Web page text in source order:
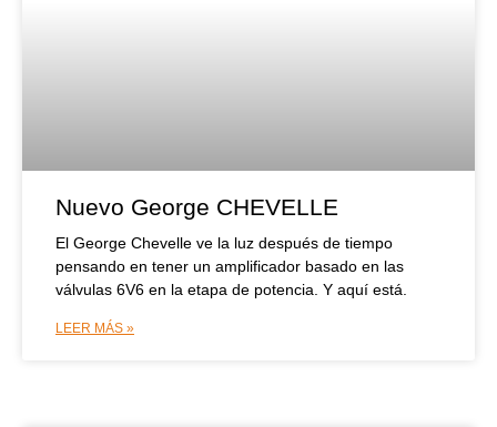
Nuevo George CHEVELLE
El George Chevelle ve la luz después de tiempo
pensando en tener un amplificador basado en las
válvulas 6V6 en la etapa de potencia. Y aquí está.
LEER MÁS »